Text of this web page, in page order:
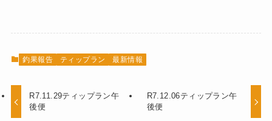
釣果報告 ティップラン 最新情報
R7.11.29ティップラン午
後便
R7.12.06ティップラン午
後便